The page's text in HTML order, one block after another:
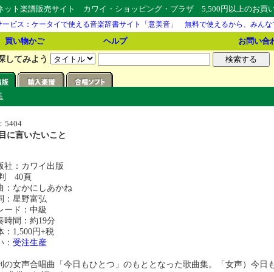
ット楽譜販売サイト カワイ・ショッピング・プラザ 5,500円以上のお買
ービス：ケータイで使える音楽辞書サイト「意美音」 無料で使えるから、みんな
買い物かご ヘルプ お問い合
してみよう
5404
に言いたいこと
社：カワイ出版
40頁
：なかにしあかね
：星野富弘
ード：中級
時間：約19分
：1,500円+税
： 受注生産
の女声合唱曲「今日もひとつ」のもととなった歌曲集。「女声）今